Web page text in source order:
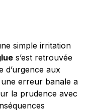
simple irritation
s’est retrouvée
d’urgence aux
erreur banale a
la prudence avec